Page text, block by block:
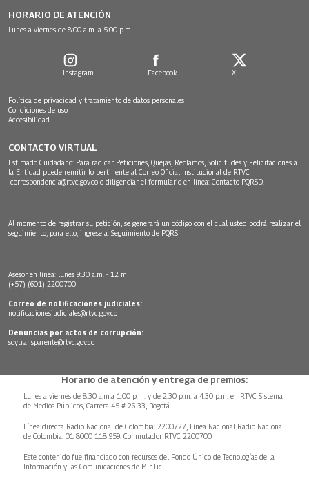
HORARIO DE ATENCIÓN
Lunes a viernes de 8:00 a.m. a 5:00 p.m.
Instagram Facebook X
Política de privacidad y tratamiento de datos personales
Condiciones de uso
Accesibilidad
CONTACTO VIRTUAL
Estimado Ciudadano: Para radicar Peticiones, Quejas, Reclamos, Solicitudes y Felicitaciones a
la Entidad puede remitir lo pertinente al Correo Oficial Institucional de RTVC
correspondencia@rtvc.gov.co o diligenciar el formulario en línea: Contacto PQRSD.
Al momento de registrar su petición, se generará un código con el cual usted podrá realizar el
seguimiento, para ello, ingrese a: Seguimiento de PQRS
Asesor en línea: lunes 9:30 a.m. - 12 m
(+57) (601) 2200700
Correo de notificaciones judiciales:
notificacionesjudiciales@rtvc.gov.co
Denuncias por actos de corrupción:
soytransparente@rtvc.gov.co
Horario de atención y entrega de premios:
Lunes a viernes de 8:30 a.m.a 1:00 p.m. y de 2:30 p.m. a 4:30 p.m. en RTVC Sistema
de Medios Públicos, Carrera 45 # 26-33, Bogotá.
Línea directa Radio Nacional de Colombia: 2200727, Línea Nacional Radio Nacional
de Colombia: 01 8000 118 959. Conmutador RTVC 2200700
Este contenido fue financiado con recursos del Fondo Único de Tecnologías de la
Información y las Comunicaciones de MinTic.